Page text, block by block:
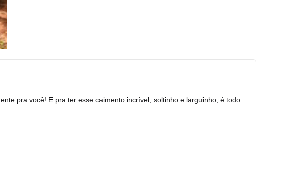
pra você! E pra ter esse caimento incrível, soltinho e larguinho, é todo